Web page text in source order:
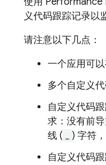
义代码跟踪记录以
请注意以下几点：
一个应用可
多个自定义
自定义代码
求：没有前
线 (
) 字符
自定义代码